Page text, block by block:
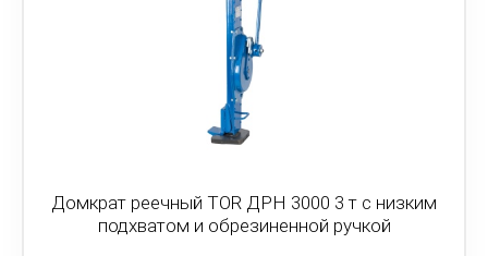
Домкрат реечный TOR ДРН 3000 3 т с низким
подхватом и обрезиненной ручкой